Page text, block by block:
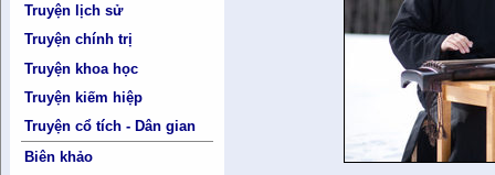
Truyện lịch sử
Truyện chính trị
Truyện khoa học
Truyện kiếm hiệp
Truyện cổ tích - Dân gian
Biên khảo